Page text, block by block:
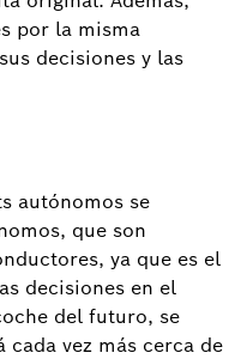
por la misma
decisiones y las
autónomos se
que son
ya que es el
decisiones en el
del futuro, se
vez más cerca de